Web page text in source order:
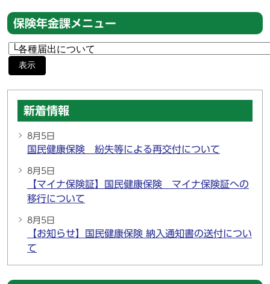
保険年金課メニュー
表示
新着情報
8月5日
国民健康保険 紛失等による再交付について
8月5日
【マイナ保険証】国民健康保険 マイナ保険証への
移行について
8月5日
【お知らせ】国民健康保険 納入通知書の送付につい
て